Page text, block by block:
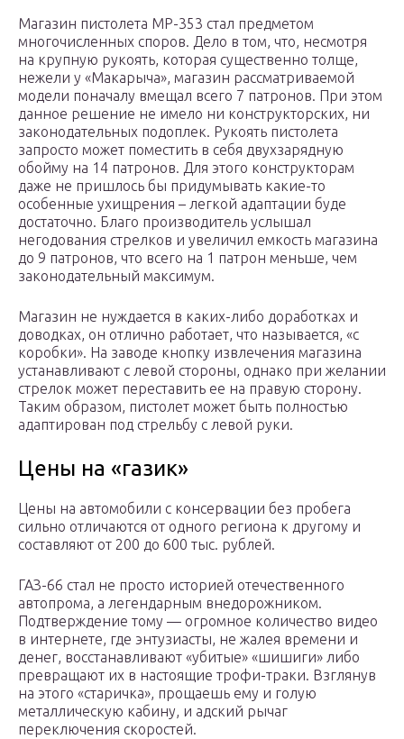
Магазин пистолета МР-353 стал предметом
многочисленных споров. Дело в том, что, несмотря
на крупную рукоять, которая существенно толще,
нежели у «Макарыча», магазин рассматриваемой
модели поначалу вмещал всего 7 патронов. При этом
данное решение не имело ни конструкторских, ни
законодательных подоплек. Рукоять пистолета
запросто может поместить в себя двухзарядную
обойму на 14 патронов. Для этого конструкторам
даже не пришлось бы придумывать какие-то
особенные ухищрения – легкой адаптации буде
достаточно. Благо производитель услышал
негодования стрелков и увеличил емкость магазина
до 9 патронов, что всего на 1 патрон меньше, чем
законодательный максимум.
Магазин не нуждается в каких-либо доработках и
доводках, он отлично работает, что называется, «с
коробки». На заводе кнопку извлечения магазина
устанавливают с левой стороны, однако при желании
стрелок может переставить ее на правую сторону.
Таким образом, пистолет может быть полностью
адаптирован под стрельбу с левой руки.
Цены на «газик»
Цены на автомобили с консервации без пробега
сильно отличаются от одного региона к другому и
составляют от 200 до 600 тыс. рублей.
ГАЗ-66 стал не просто историей отечественного
автопрома, а легендарным внедорожником.
Подтверждение тому — огромное количество видео
в интернете, где энтузиасты, не жалея времени и
денег, восстанавливают «убитые» «шишиги» либо
превращают их в настоящие трофи-траки. Взглянув
на этого «старичка», прощаешь ему и голую
металлическую кабину, и адский рычаг
переключения скоростей.